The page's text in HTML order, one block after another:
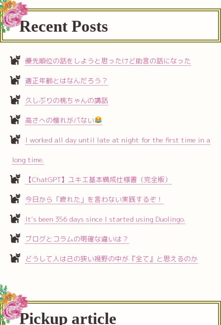
Recent Posts
優先順位の話をしようと思ったけど助言の話になった
適正年齢とはなんだろう？
久しぶりの桃ちゃんの講話
高さへの憧れがパない
I worked all day until late at night for the first time in a
long time.
【ChatGPT】ユキエ基本構成仕様書（完全版）
今日から「疲れた」を言わない実践するぞ！
It’s been 356 days since I started using Duolingo.
ブログとコラムの明確な違いは？
どうして人は己の狭い視野の中が『全て』と思えるのか
Pickup article